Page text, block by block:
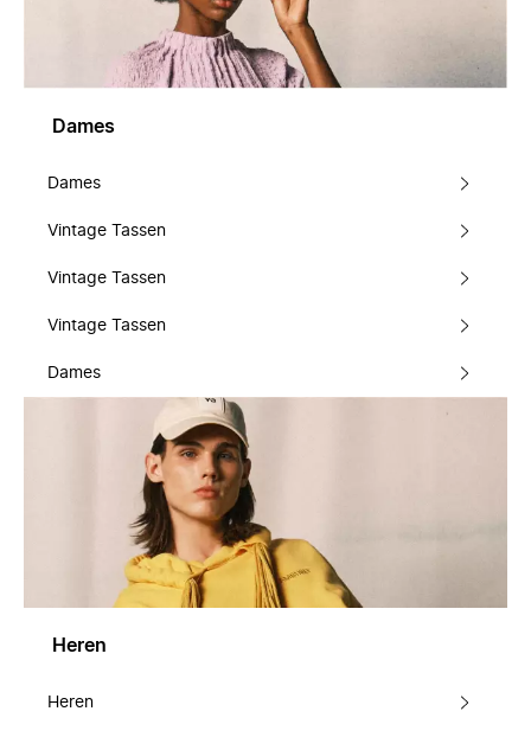
Dames
Dames
Vintage Tassen
Vintage Tassen
Vintage Tassen
Dames
Heren
Heren